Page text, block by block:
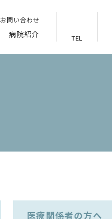
お問い合わせ
病院紹介 TEL
医療関係者の方へ